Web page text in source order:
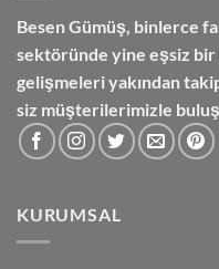
Besen Gümüş, binlerce
sektöründe yine eşsiz bir
gelişmeleri yakından
siz müşterilerimizle
KURUMSAL